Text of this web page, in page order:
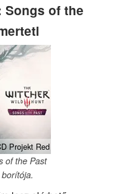
Songs of the
Projekt Red
of the Past